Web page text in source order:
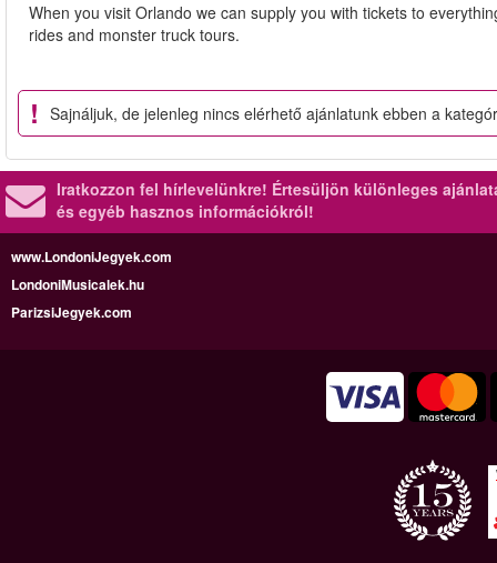
When you visit Orlando we can supply you with tickets to
rides and monster truck tours.
Sajnáljuk, de jelenleg nincs elérhető ajánlatunk ebben a
Iratkozzon fel hírlevelünkre! Értesüljön különleges
és egyéb hasznos információkról!
www.LondoniJegyek.com
LondoniMusicalek.hu
ParizsiJegyek.com